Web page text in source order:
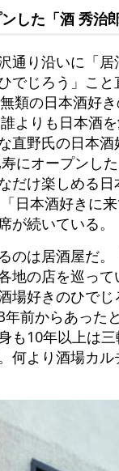
した「酒 秀治
通り沿いに「
でじろう」こ
類の日本酒好
よりも日本酒
直野氏の日本
にオープンし
だけ楽しめる
日本酒好きに
が続いている。
のは居酒屋だ
地の店を巡っ
場好きのひで
前からあった
も10年以上は
何より酒場カ